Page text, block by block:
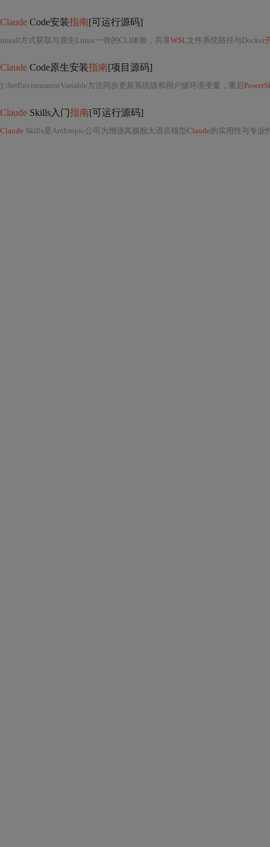
Claude Code安装指南[可运行源码]
install方式获取与原生Linux一致的CLI体验，共享WSL文件系统路径与Docker
Claude Code原生安装指南[项目源码]
]::SetEnvironmentVariable方法同步更新系统级和用户级环境变量，重启
Claude Skills入门指南[可运行源码]
Claude Skills是Anthropic公司为增强其旗舰大语言模型Claude的实用性与专业性而推出的一套模块化能力扩展框架，其本质是一种